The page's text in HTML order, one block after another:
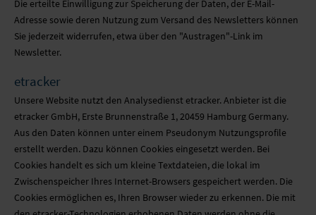
Die erteilte Einwilligung zur Speicherung der Daten, der E-Mail-
Adresse sowie deren Nutzung zum Versand des Newsletters können
Sie jederzeit widerrufen, etwa über den "Austragen"-Link im
Newsletter.
etracker
Unsere Website nutzt den Analysedienst etracker. Anbieter ist die
etracker GmbH, Erste Brunnenstraße 1, 20459 Hamburg Germany.
Aus den Daten können unter einem Pseudonym Nutzungsprofile
erstellt werden. Dazu können Cookies eingesetzt werden. Bei
Cookies handelt es sich um kleine Textdateien, die lokal im
Zwischenspeicher Ihres Internet-Browsers gespeichert werden. Die
Cookies ermöglichen es, Ihren Browser wieder zu erkennen. Die mit